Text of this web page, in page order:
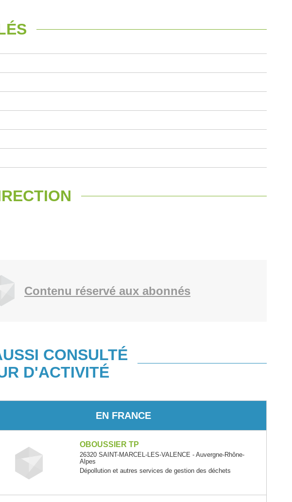
Contenu réservé aux abonnés
CONSULTÉ
D'ACTIVITÉ
EN FRANCE
OBOUSSIER TP
26320 SAINT-MARCEL-LES-VALENCE - Auvergne-Rhône-
Alpes
Dépollution et autres services de gestion des déchets